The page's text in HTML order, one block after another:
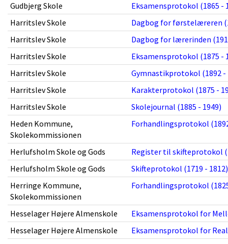
Gudbjerg Skole
Eksamensprotokol (1865 -
Harritslev Skole
Dagbog for førstelæreren
Harritslev Skole
Dagbog for lærerinden
Harritslev Skole
Eksamensprotokol (1875 -
Harritslev Skole
Gymnastikprotokol (1892 -
Harritslev Skole
Karakterprotokol (1875 -
Harritslev Skole
Skolejournal (1885 - 1949)
Heden Kommune,
Skolekommissionen
Forhandlingsprotokol
Herlufsholm Skole og Gods
Register til skifteprotokol
Herlufsholm Skole og Gods
Skifteprotokol (1719 - 1812)
Herringe Kommune,
Skolekommissionen
Forhandlingsprotokol
Hesselager Højere Almenskole
Eksamensprotokol for
Hesselager Højere Almenskole
Eksamensprotokol for